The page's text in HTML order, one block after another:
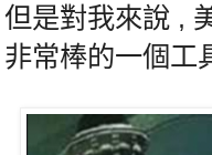
但是對我來說 ,
非常棒的一個工